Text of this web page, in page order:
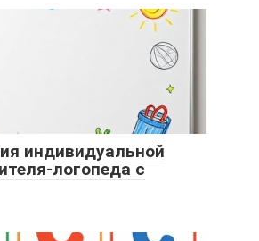
индивидуальной
логопеда с